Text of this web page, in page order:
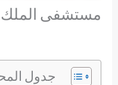
مستشفى الملك
جدول